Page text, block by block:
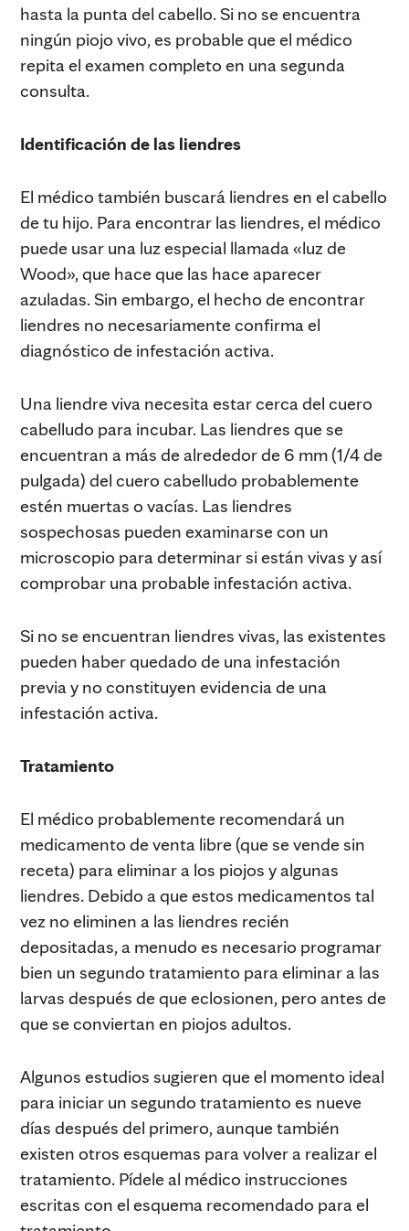
hasta la punta del cabello. Si no se encuentra
ningún piojo vivo, es probable que el médico
repita el examen completo en una segunda
consulta.
Identificación de las liendres
El médico también buscará liendres en el cabello
de tu hijo. Para encontrar las liendres, el médico
puede usar una luz especial llamada «luz de
Wood», que hace que las hace aparecer
azuladas. Sin embargo, el hecho de encontrar
liendres no necesariamente confirma el
diagnóstico de infestación activa.
Una liendre viva necesita estar cerca del cuero
cabelludo para incubar. Las liendres que se
encuentran a más de alrededor de 6 mm (1/4 de
pulgada) del cuero cabelludo probablemente
estén muertas o vacías. Las liendres
sospechosas pueden examinarse con un
microscopio para determinar si están vivas y así
comprobar una probable infestación activa.
Si no se encuentran liendres vivas, las existentes
pueden haber quedado de una infestación
previa y no constituyen evidencia de una
infestación activa.
Tratamiento
El médico probablemente recomendará un
medicamento de venta libre (que se vende sin
receta) para eliminar a los piojos y algunas
liendres. Debido a que estos medicamentos tal
vez no eliminen a las liendres recién
depositadas, a menudo es necesario programar
bien un segundo tratamiento para eliminar a las
larvas después de que eclosionen, pero antes de
que se conviertan en piojos adultos.
Algunos estudios sugieren que el momento ideal
para iniciar un segundo tratamiento es nueve
días después del primero, aunque también
existen otros esquemas para volver a realizar el
tratamiento. Pídele al médico instrucciones
escritas con el esquema recomendado para el